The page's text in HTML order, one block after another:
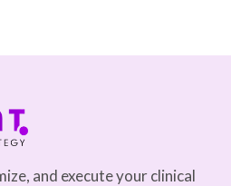
and execute your clinical